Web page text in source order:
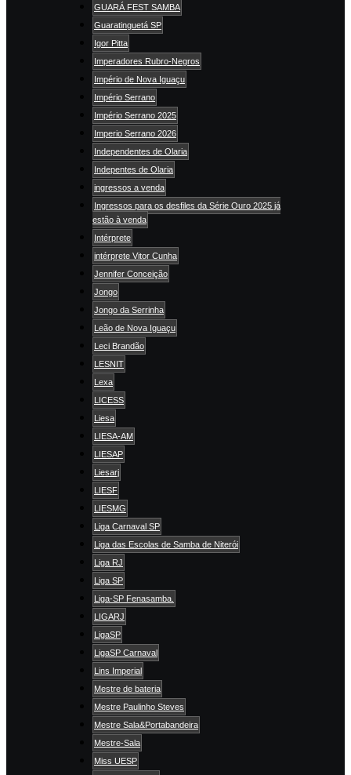
GUARÁ FEST SAMBA
Guaratinguetá SP
Igor Pitta
Imperadores Rubro-Negros
Império de Nova Iguaçu
Império Serrano
Império Serrano 2025
Imperio Serrano 2026
Independentes de Olaria
Indepentes de Olaria
ingressos a venda
Ingressos para os desfiles da Série Ouro 2025 já
estão à venda
Intérprete
intérprete Vitor Cunha
Jennifer Conceição
Jongo
Jongo da Serrinha
Leão de Nova Iguaçu
Leci Brandão
LESNIT
Lexa
LICESS
Liesa
LIESA-AM
LIESAP
Liesarj
LIESF
LIESMG
Liga Carnaval SP
Liga das Escolas de Samba de Niterói
Liga RJ
Liga SP
Liga-SP Fenasamba.
LIGARJ
LigaSP
LigaSP Carnaval
Lins Imperial
Mestre de bateria
Mestre Paulinho Steves
Mestre Sala&Portabandeira
Mestre-Sala
Miss UESP